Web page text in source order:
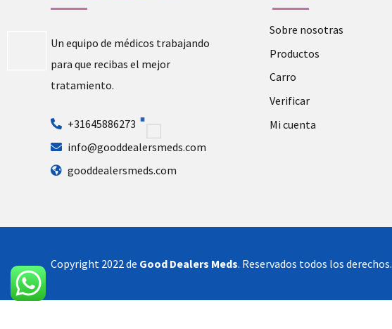
Un equipo de médicos trabajando
para que recibas el mejor
tratamiento.
+31645886273
info@gooddealersmeds.com
gooddealersmeds.com
Sobre nosotras
Productos
Carro
Verificar
Mi cuenta
Copyright 2022 de Good Dealers Meds. Reservados todos los derechos.